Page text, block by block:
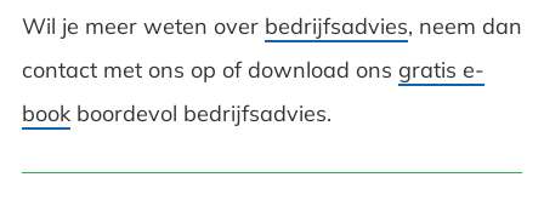
Wil je meer weten over bedrijfsadvies, neem dan
contact met ons op of download ons gratis e-
bookboordevol bedrijfsadvies.